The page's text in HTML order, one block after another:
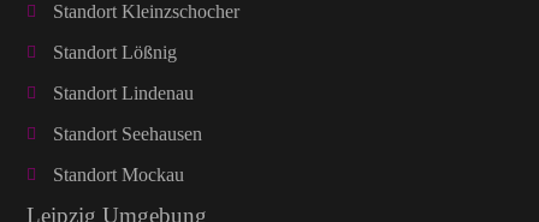
Standort Kleinzschocher
Standort Lößnig
Standort Lindenau
Standort Seehausen
Standort Mockau
Leipzig Umgebung